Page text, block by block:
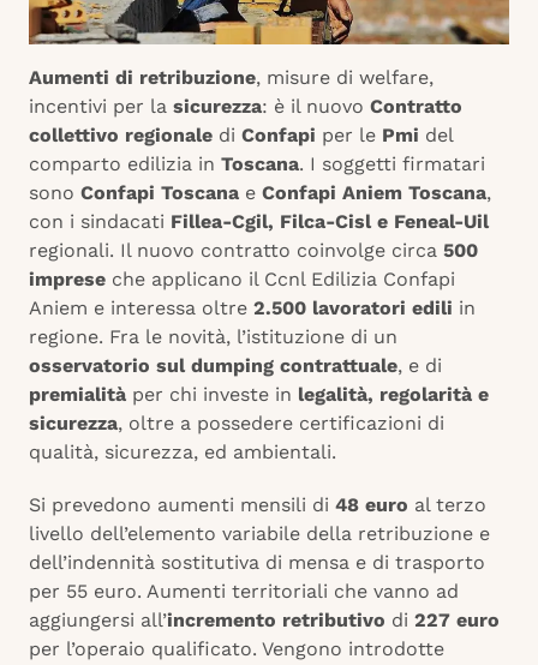
Aumenti di retribuzione, misure di welfare,
incentivi per la sicurezza: è il nuovo Contratto
collettivo regionale di Confapi per le Pmi del
comparto edilizia in Toscana. I soggetti firmatari
sono Confapi Toscana e Confapi Aniem Toscana,
con i sindacati Fillea-Cgil, Filca-Cisl e Feneal-Uil
regionali. Il nuovo contratto coinvolge circa 500
imprese che applicano il Ccnl Edilizia Confapi
Aniem e interessa oltre 2.500 lavoratori edili in
regione. Fra le novità, l’istituzione di un
osservatorio sul dumping contrattuale, e di
premialità per chi investe in legalità, regolarità e
sicurezza, oltre a possedere certificazioni di
qualità, sicurezza, ed ambientali.
Si prevedono aumenti mensili di 48 euro al terzo
livello dell’elemento variabile della retribuzione e
dell’indennità sostitutiva di mensa e di trasporto
per 55 euro. Aumenti territoriali che vanno ad
aggiungersi all’incremento retributivo di 227 euro
per l’operaio qualificato. Vengono introdotte